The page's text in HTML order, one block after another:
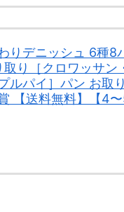
りデニッシュ 6種8
り［クロワッサン
ルパイ］パン お取
【送料無料】【4